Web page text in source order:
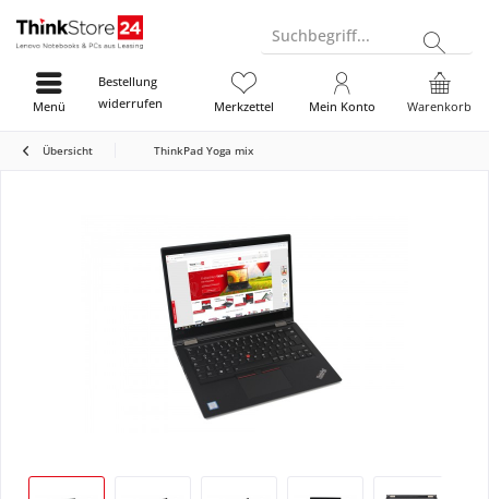
Suchbegriff...
Bestellung
widerrufen
Warenkorb
Merkzettel Mein Konto
Menü
Übersicht ThinkPad Yoga mix